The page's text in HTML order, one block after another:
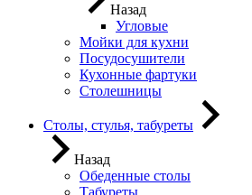
Назад
Угловые
Мойки для кухни
Посудосушители
Кухонные фартуки
Столешницы
Столы, стулья, табуреты
Назад
Обеденные столы
Табуреты